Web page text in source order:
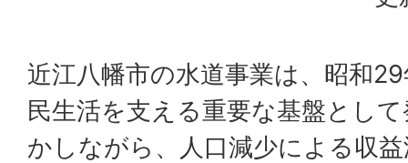
近江八幡市の水道事業は、昭和
民生活を支える重要な基盤とし
かしながら、人口減少による収